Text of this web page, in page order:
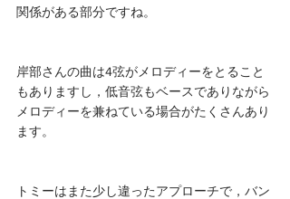
関係がある部分ですね。
岸部さんの曲は4弦がメロディーをとること
もありますし，低音弦もベースでありながら
メロディーを兼ねている場合がたくさんあり
ます。
トミーはまた少し違ったアプローチで，バン